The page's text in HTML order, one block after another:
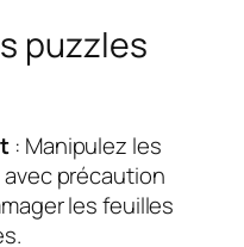
puzzles
: Manipulez les
précaution
les feuilles